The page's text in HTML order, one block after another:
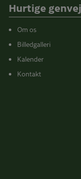
Hurtige
Om os
Billedgalleri
Kalender
Kontakt